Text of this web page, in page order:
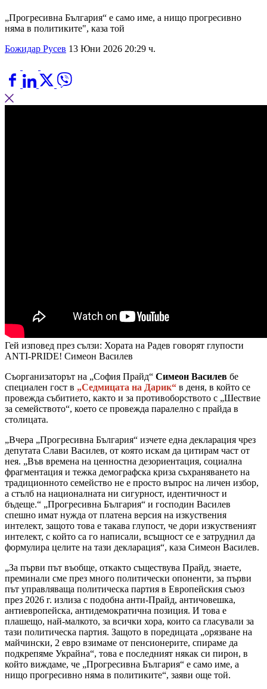
„Прогресивна България“ е само име, а нищо прогресивно
няма в политиките", каза той
Божидар Русев 13 Юни 2026 20:29 ч.
Гей изповед през сълзи: Хората на Радев говорят глупости
ANTI-PRIDE! Симеон Василев
Съорганизаторът на „София Прайд“ Симеон Василев бе
специален гост в „Седмицата на Дарик“ в деня, в който се
провежда събитието, както и за противоборството с „Шествие
за семейството“, което се провежда паралелно с прайда в
столицата.
„Вчера „Прогресивна България“ изчете една декларация чрез
депутата Слави Василев, от която искам да цитирам част от
нея. „Във времена на ценностна дезориентация, социална
фрагментация и тежка демографска криза съхраняването на
традиционното семейство не е просто въпрос на личен избор,
а стълб на националната ни сигурност, идентичност и
бъдеще.“ „Прогресивна България“ и господин Василев
спешно имат нужда от платена версия на изкуствения
интелект, защото това е такава глупост, че дори изкуственият
интелект, с който са го написали, всъщност се е затруднил да
формулира целите на тази декларация“, каза Симеон Василев.
„За първи път въобще, откакто съществува Прайд, знаете,
преминали сме през много политически опоненти, за първи
път управляваща политическа партия в Европейския съюз
през 2026 г. излиза с подобна анти-Прайд, античовешка,
антиевропейска, антидемократична позиция. И това е
плашещо, най-малкото, за всички хора, които са гласували за
тази политическа партия. Защото в поредицата „орязване на
майчински, 2 евро взимаме от пенсионерите, спираме да
подкрепяме Украйна“, това е последният някак си пирон, в
който виждаме, че „Прогресивна България“ е само име, а
нищо прогресивно няма в политиките“, заяви още той.